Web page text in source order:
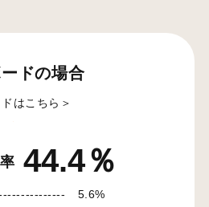
ドの場合
はこちら＞
44.4％
5.6%